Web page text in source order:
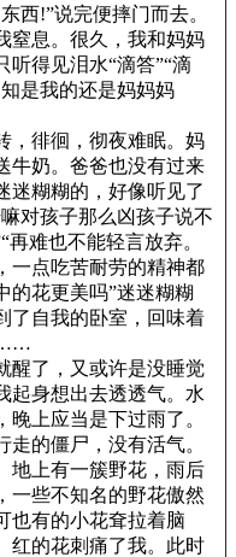
西!”说完便摔门而去。
窒息。很久，我和妈妈
听得见泪水“滴答”“滴
是我的还是妈妈妈
徘徊，彻夜难眠。妈
牛奶。爸爸也没有过来
迷糊糊的，好像听见了
对孩子那么凶孩子说不
难也不能轻言放弃。
一点吃苦耐劳的精神都
的花更美吗”迷迷糊糊
了自我的卧室，回味着
……
了，又或许是没睡觉
起身想出去透透气。水
上应当是下过雨了。
的僵尸，没有活气。
地上有一簇野花，雨后
一些不知名的野花傲然
也有的小花耷拉着脑
红的花刺痛了我。此时